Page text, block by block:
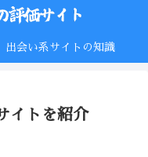
出会い系サイトの知識
イトを紹介